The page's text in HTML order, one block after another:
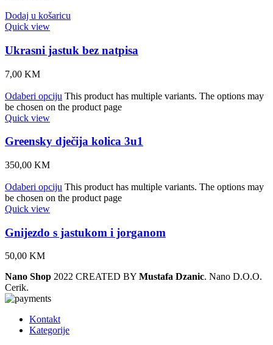
Dodaj u košaricu
Quick view
Ukrasni jastuk bez natpisa
7,00 KM
Odaberi opciju This product has multiple variants. The options may
be chosen on the product page
Quick view
Greensky dječija kolica 3u1
350,00 KM
Odaberi opciju This product has multiple variants. The options may
be chosen on the product page
Quick view
Gnijezdo s jastukom i jorganom
50,00 KM
Nano Shop 2022 CREATED BY Mustafa Dzanic. Nano D.O.O.
Cerik.
Kontakt
Kategorije